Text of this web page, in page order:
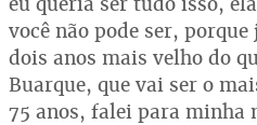
você não pode ser,
dois anos mais velho do
Buarque, que vai ser o
75 anos, falei para minha